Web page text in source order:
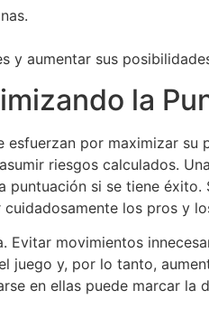
y aumentar sus
la
por maximizar
riesgos calculados.
si se tiene
los pros y
movimientos
juego y, por lo tanto,
en ellas puede marcar la